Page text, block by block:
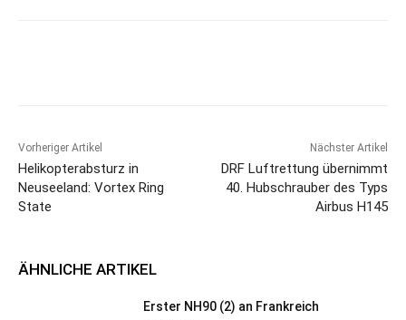
Vorheriger Artikel
Helikopterabsturz in
Neuseeland: Vortex Ring
State
Nächster Artikel
DRF Luftrettung übernimmt
40. Hubschrauber des Typs
Airbus H145
ÄHNLICHE ARTIKEL
Erster NH90 (2) an Frankreich